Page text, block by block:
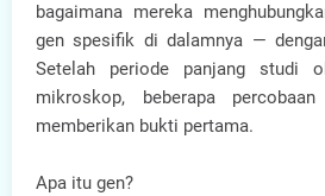
bagaimana mereka
gen spesifik di dalamnya —
Setelah periode panjang studi
mikroskop, beberapa
memberikan bukti pertama.
Apa itu gen?